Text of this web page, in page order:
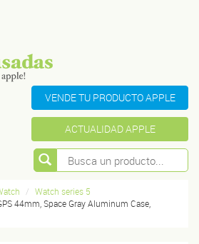
VENDE TU PRODUCTO APPLE
ACTUALIDAD APPLE
Watch series 5
44mm, Space Gray Aluminum Case,